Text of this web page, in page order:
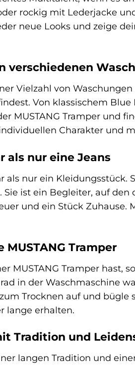
rockig mit Lederjacke
neue Looks und zeige
verschiedenen
Vielzahl von
Von klassischem
MUSTANG Tramper und
Charakter und
als nur eine Jeans
als nur ein
ist ein Begleiter, auf
und ein Stück
Tramper
MUSTANG Tramper
in der Waschmaschine
Trocknen auf und
lange erhalten.
Tradition und
langen Tradition und